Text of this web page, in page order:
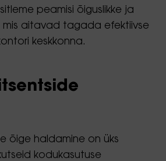
peamisi õiguslikke ja
mis aitavad tagada efektiivse
keskkonna.
õige haldamine on üks
kodukasutuse